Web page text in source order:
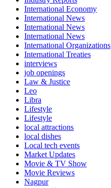
International Economy
International News
International News
International News
International Organizations
International Treaties
interviews
job openings
Law & Justice
Leo
Libra
Lifestyle
Lifestyle
local attractions
local dishes
Local tech events
Market Updates
Movie & TV Show
Movie Reviews
Nagpur